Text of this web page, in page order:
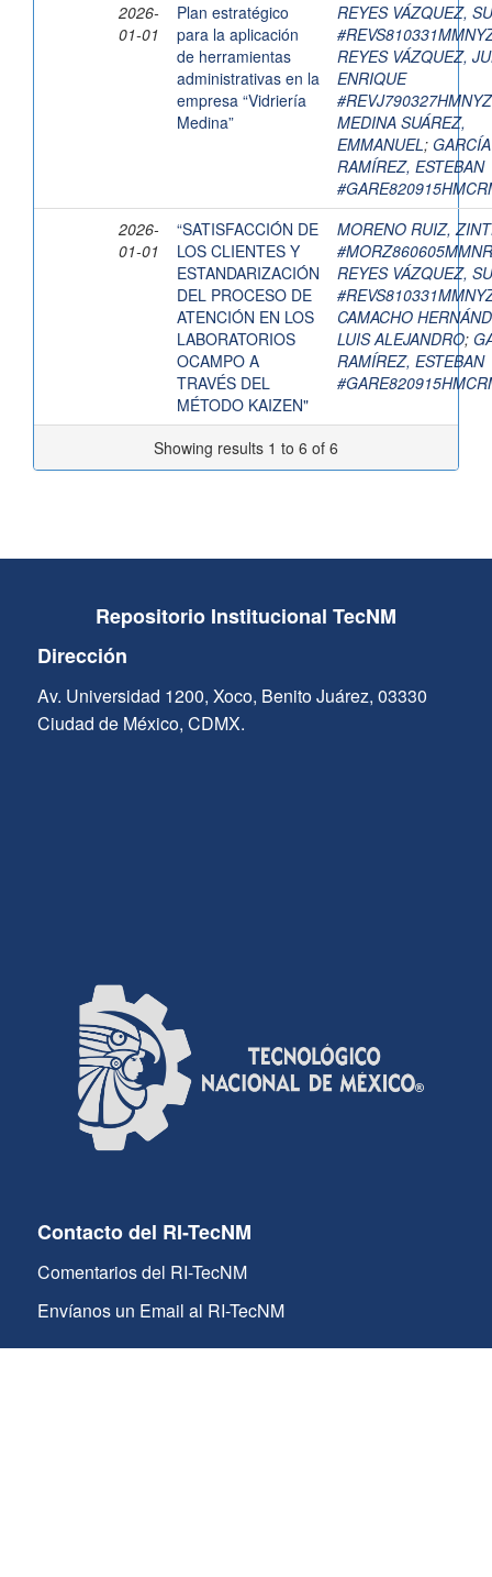
2026-
01-01
Plan estratégico
para la aplicación
de herramientas
administrativas en la
empresa “Vidriería
Medina”
REYES VÁZQUEZ,
REYES VÁZQUEZ,
ENRIQUE
MEDINA SUÁREZ,
EMMANUEL; GARCÍA
RAMÍREZ, ESTEBAN
2026-
01-01
“SATISFACCIÓN DE
LOS CLIENTES Y
ESTANDARIZACIÓN
DEL PROCESO DE
ATENCIÓN EN LOS
LABORATORIOS
OCAMPO A
TRAVÉS DEL
MÉTODO KAIZEN"
MORENO RUIZ,
REYES VÁZQUEZ,
CAMACHO
LUIS ALEJANDRO;
RAMÍREZ, ESTEBAN
Showing results 1 to 6 of 6
Repositorio Institucional TecNM
Dirección
Av. Universidad 1200, Xoco, Benito Juárez, 03330
Ciudad de México, CDMX.
Contacto del RI-TecNM
Comentarios del RI-TecNM
Envíanos un Email al RI-TecNM